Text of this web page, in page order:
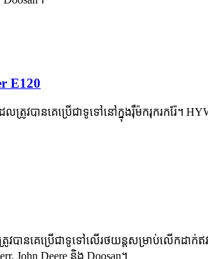
E120
វបានគេប្រើជាទូទៅនៅក្នុងរ៉ឺម៉ករុករករ៉ែ។
ានគេប្រើជាទូទៅលើរថយន្តសម្រាប់លើកដាក់
John Deere និង Doosan។